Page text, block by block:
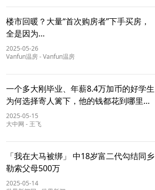
楼市回暖？大量“首次购房者”下手买房，
全是因为…
2025-05-26
Vanfun温房-Vanfun温房
一个多大刚毕业、年薪8.4万加币的好学生
为何选择寄人篱下，他的钱都花到哪里去
了？
2025-05-15
大中网 - 王飞
「我在大马被绑」 中18岁富二代勾结同乡
勒索父母500万
2025-05-14